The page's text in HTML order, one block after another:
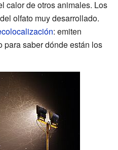
calor de otros animales. Los
olfato muy desarrollado.
: emiten
para saber dónde están los